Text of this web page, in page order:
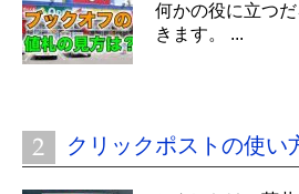
何かの役に立つ
きます。 ...
クリックポストの使い